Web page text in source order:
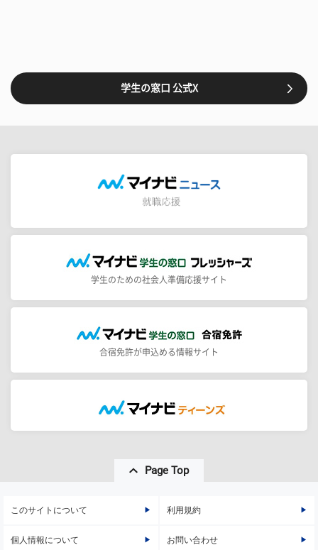
学生の窓口 公式X
学生のための社会人準備応援サイト
合宿免許が申込める情報サイト
Page Top
このサイトについて 利用規約
個人情報について お問い合わせ